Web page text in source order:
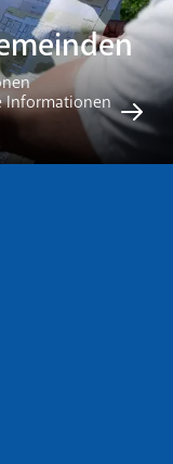
Informationen